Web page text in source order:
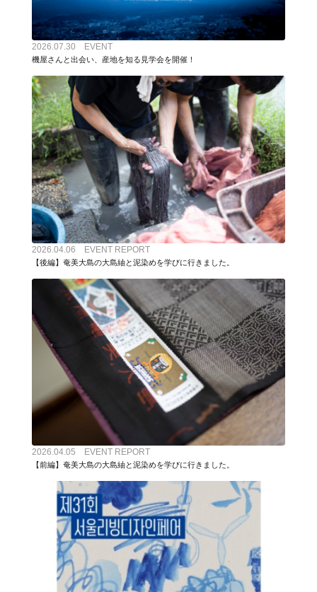
2026.07.30 EVENT
機屋さんと出会い、産地を知る見学会を開催！
2026.04.06 EVENT REPORT
【後編】奄美大島の大島紬と泥染めを学びに行きました。
2026.04.05 EVENT REPORT
【前編】奄美大島の大島紬と泥染めを学びに行きました。